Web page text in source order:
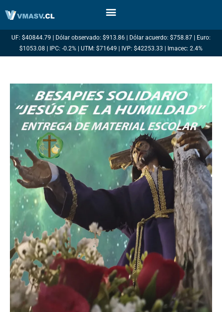
UF: $40844.79 | Dólar observado: $913.86 | Dólar acuerdo: $758.87 | Euro:
$1053.08 | IPC: -0.2% | UTM: $71649 | IVP: $42253.33 | Imacec: 2.4%